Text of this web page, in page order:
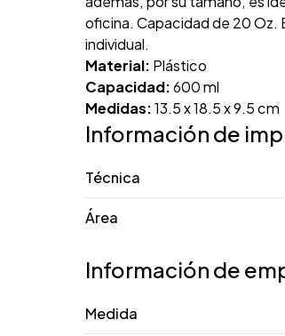
oficina. Capacidad de 20 Oz.
individual.
Material: Plástico
Capacidad:600 ml
Medidas:13.5 x 18.5 x 9.5 cm
Información de
Técnica
Área
Información de
Medida